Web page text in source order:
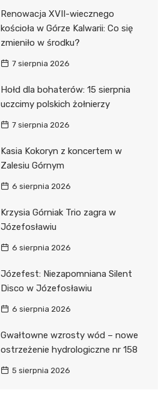
Renowacja XVII-wiecznego
kościoła w Górze Kalwarii: Co się
zmieniło w środku?
7 sierpnia 2026
Hołd dla bohaterów: 15 sierpnia
uczcimy polskich żołnierzy
7 sierpnia 2026
Kasia Kokoryn z koncertem w
Zalesiu Górnym
6 sierpnia 2026
Krzysia Górniak Trio zagra w
Józefosławiu
6 sierpnia 2026
Józefest: Niezapomniana Silent
Disco w Józefosławiu
6 sierpnia 2026
Gwałtowne wzrosty wód – nowe
ostrzeżenie hydrologiczne nr 158
5 sierpnia 2026